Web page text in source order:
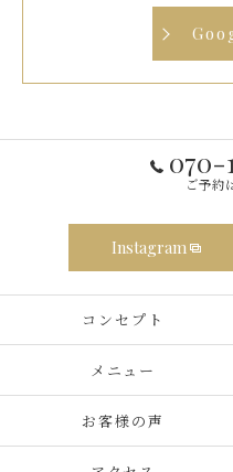
070-
ご予約
Instagram
コンセプト
メニュー
お客様の声